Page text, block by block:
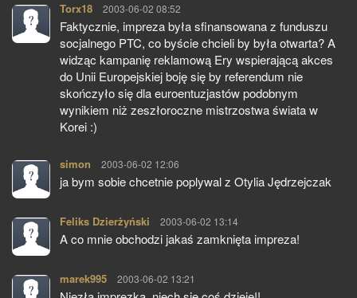
Torx18 pisze:
2003-06-02 08:52
Faktycznie, impreza była sfinansowana z funduszu
socjalnego PTC, co byście chcieli by była otwarta? A
widząc kampanię reklamową Ery wspierającą akces
do Unii Europejskiej boję się by referendum nie
skończyło się dla euroentuzjastów podobnym
wynikiem niż zeszłoroczne mistrzostwa świata w
Korei :)
simon pisze:
2003-06-02 12:06
ja bym sobie chcetnie poplywal z Otylia Jędrzejczak
Feliks Dzierżyński pisze:
2003-06-02 13:14
A co mnie obchodzi jakaś zamknięta impreza!
marek995 pisze:
2003-06-02 13:21